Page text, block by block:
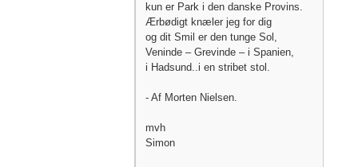
kun er Park i den danske Provins.
Ærbødigt knæler jeg for dig
og dit Smil er den tunge Sol,
Veninde – Grevinde – i Spanien,
i Hadsund..i en stribet stol.
- Af Morten Nielsen.
mvh
Simon